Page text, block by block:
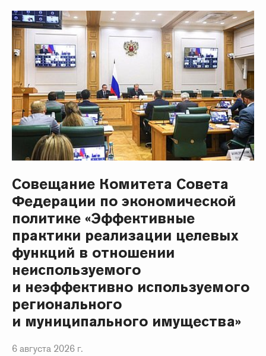
Совещание Комитета Совета
Федерации по экономической
политике «Эффективные
практики реализации целевых
функций в отношении
неиспользуемого
и неэффективно используемого
регионального
и муниципального имущества»
6 августа 2026 г.